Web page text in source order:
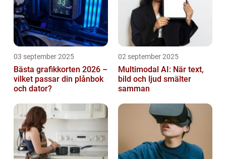
03 september 2025
Bästa grafikkorten 2026 –
vilket passar din plånbok
och dator?
02 september 2025
Multimodal AI: När text,
bild och ljud smälter
samman